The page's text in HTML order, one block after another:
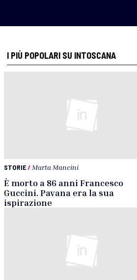
I PIÙ POPOLARI SU INTOSCANA
STORIE/ Marta Mancini
È morto a 86 anni Francesco
Guccini. Pavana era la sua
ispirazione